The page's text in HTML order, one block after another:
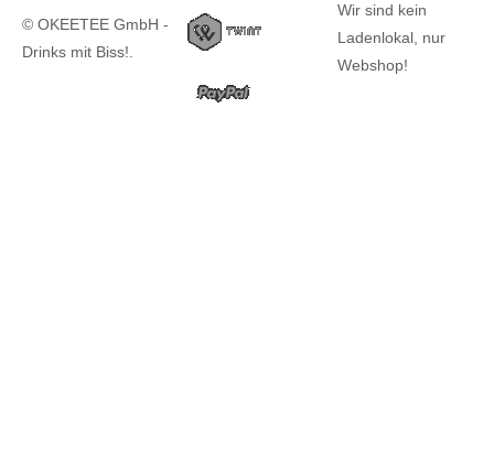
© OKEETEE GmbH -
Drinks mit Biss!.
Wir sind kein
Ladenlokal, nur
Webshop!